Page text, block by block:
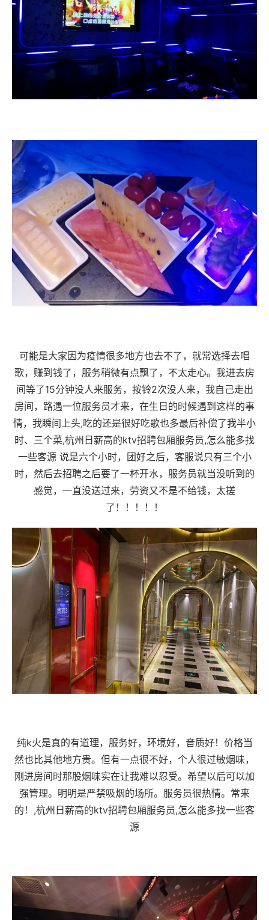
可能是大家因为疫情很多地方也去不了，就常选择去唱
歌，赚到钱了，服务稍微有点飘了，不太走心。我进去房
间等了15分钟没人来服务，按铃2次没人来，我自己走出
房间，路遇一位服务员才来，在生日的时候遇到这样的事
情，我瞬间上头,吃的还是很好吃歌也多最后补偿了我半小
时、三个菜,杭州日薪高的ktv招聘包厢服务员,怎么能多找
一些客源 说是六个小时，团好之后，客服说只有三个小
时，然后去招聘之后要了一杯开水，服务员就当没听到的
感觉，一直没送过来，劳资又不是不给钱，太搓
了！！！！！
纯k火是真的有道理，服务好，环境好，音质好！价格当
然也比其他地方贵。但有一点很不好，个人很过敏烟味，
刚进房间时那股烟味实在让我难以忍受。希望以后可以加
强管理。明明是严禁吸烟的场所。服务员很热情。常来
的！,杭州日薪高的ktv招聘包厢服务员,怎么能多找一些客
源